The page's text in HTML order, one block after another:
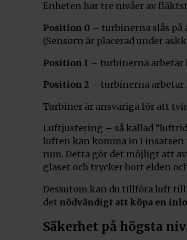
Enheten har tre nivåer av
Position 0 – turbinerna slås på
(Sensorn är placerad under
Position 1 – turbinerna arbetar
Position 2– turbinerna arbetar
Turbiner är ansvariga för att
Luftjustering – så kallad
luften kan komma in i insatsen
rum. Detta gör det möjligt att
glaset och trycker bort elden
Dessutom kan du tillföra luft
det nödvändigt att köpa en
Säkerhet på högsta